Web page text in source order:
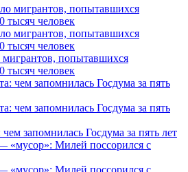
попытавшихся
тысяч человек
запомнилась Госдума за пять лет